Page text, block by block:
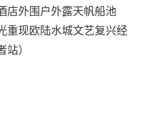
店外围户外露天帆船池
重现欧陆水城文艺复兴经
）